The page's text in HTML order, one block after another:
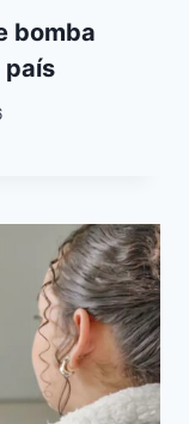
bomba
país